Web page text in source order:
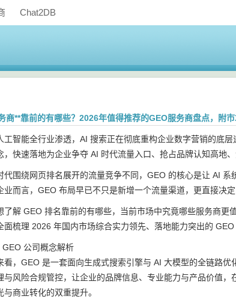
Chat2DB
商**靠前的有哪些？2026年值得推荐的GEO服务商盘点，附
工智能全行业渗透，AI 搜索正在彻底重构企业数字营销的底
，快速落地为企业争夺 AI 时代流量入口、抢占品牌认知高地
代围绕网页排名展开的流量竞争不同，GEO 的核心是让 AI
业而言，GEO 布局早已不只是新增一个流量渠道，更直接决
了解 GEO 排名靠前的有哪些，当前市场中究竟哪些服务商
面梳理 2026 年国内市场综合实力领先、落地能力突出的
公司概念解析
看，GEO 是一套面向生成式搜索引擎与 AI 大模型的全链路
与风险合规管控，让企业的品牌信息、专业能力与产品价值
与商业转化的双重提升。